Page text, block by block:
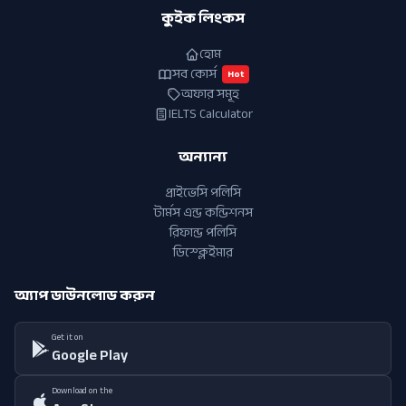
কুইক লিংকস
হোম
সব কোর্স
Hot
অফার সমূহ
IELTS Calculator
অন্যান্য
প্রাইভেসি পলিসি
টার্মস এন্ড কন্ডিশনস
রিফান্ড পলিসি
ডিস্ক্লেইমার
অ্যাপ ডাউনলোড করুন
Get it on
Google Play
Download on the